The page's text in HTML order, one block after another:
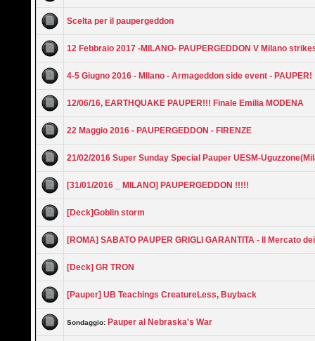
Scelta per il paupergeddon
12 Febbraio 2017 -MILANO- PAUPERGEDDON V Milano
4-5 Giugno 2016 - MIlano - Armageddon side event - PAUPER!
12/06/16, EARTHQUAKE PAUPER!!! Finale Emilia MODENA
22 Maggio 2016 - PAUPERGEDDON - FIRENZE
21/02/2016 Super Sunday Special Pauper UESM-
[31/01/2016 _ MILANO] PAUPERGEDDON !!!!!
[Deck]Goblin storm
[ROMA] SABATO PAUPER GRIGLI GARANTITA - Il Mercato
[Deck] GR TRON
[Pauper] UB Teachings CreatureLess, Buyback
Sondaggio: Pauper al Nebraska's War